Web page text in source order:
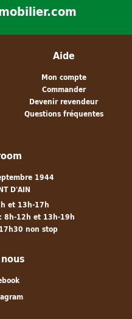
Aide
Mon compte
Commander
Devenir revendeur
Questions fréquentes
1944
D'AIN
et 13h-17h
8h-12h et 13h-19h
non stop